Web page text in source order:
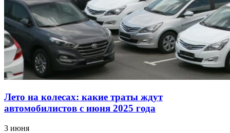
Лето на колесах: какие траты ждут
автомобилистов с июня 2025 года
3 июня